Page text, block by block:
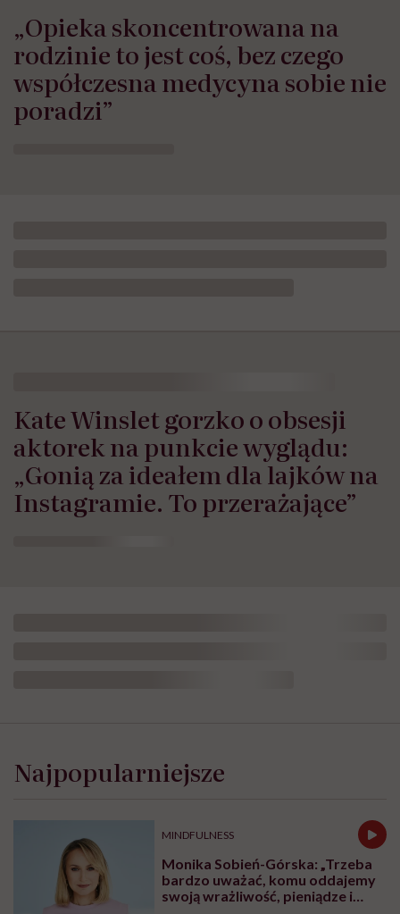
„Opieka skoncentrowana na
rodzinie to jest coś, bez czego
współczesna medycyna sobie nie
poradzi”
Kate Winslet gorzko o obsesji
aktorek na punkcie wyglądu:
„Gonią za ideałem dla lajków na
Instagramie. To przerażające”
Najpopularniejsze
MINDFULNESS
Monika Sobień-Górska: „Trzeba
bardzo uważać, komu oddajemy
swoją wrażliwość, pieniądze i